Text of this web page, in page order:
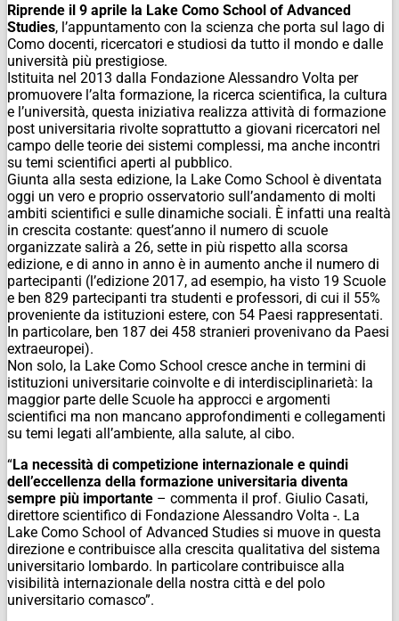
Riprende il 9 aprile la Lake Como School of Advanced
Studies, l’appuntamento con la scienza che porta sul lago di
Como docenti, ricercatori e studiosi da tutto il mondo e dalle
università più prestigiose.
Istituita nel 2013 dalla Fondazione Alessandro Volta per
promuovere l’alta formazione, la ricerca scientifica, la cultura
e l’università, questa iniziativa realizza attività di formazione
post universitaria rivolte soprattutto a giovani ricercatori nel
campo delle teorie dei sistemi complessi, ma anche incontri
su temi scientifici aperti al pubblico.
Giunta alla sesta edizione, la Lake Como School è diventata
oggi un vero e proprio osservatorio sull’andamento di molti
ambiti scientifici e sulle dinamiche sociali. È infatti una realtà
in crescita costante: quest’anno il numero di scuole
organizzate salirà a 26, sette in più rispetto alla scorsa
edizione, e di anno in anno è in aumento anche il numero di
partecipanti (l’edizione 2017, ad esempio, ha visto 19 Scuole
e ben 829 partecipanti tra studenti e professori, di cui il 55%
proveniente da istituzioni estere, con 54 Paesi rappresentati.
In particolare, ben 187 dei 458 stranieri provenivano da Paesi
extraeuropei).
Non solo, la Lake Como School cresce anche in termini di
istituzioni universitarie coinvolte e di interdisciplinarietà: la
maggior parte delle Scuole ha approcci e argomenti
scientifici ma non mancano approfondimenti e collegamenti
su temi legati all’ambiente, alla salute, al cibo.
“La necessità di competizione internazionale e quindi
dell’eccellenza della formazione universitaria diventa
sempre più importante – commenta il prof. Giulio Casati,
direttore scientifico di Fondazione Alessandro Volta -. La
Lake Como School of Advanced Studies si muove in questa
direzione e contribuisce alla crescita qualitativa del sistema
universitario lombardo. In particolare contribuisce alla
visibilità internazionale della nostra città e del polo
universitario comasco”.